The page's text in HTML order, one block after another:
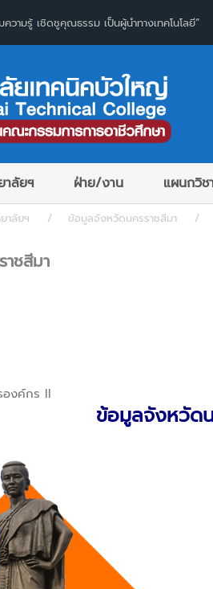
ความรู้ เชิดชูคุณธรรม เป็นผู้นำทางเทคโนโลยี”
าลัยฯ ฝ่าย/งาน แผนกวิช
าลัยฯ ข้อมูลจังหวัดนครราชสีมา
ชสีมา
องค์กร II
ข้อมูลจังหวัด